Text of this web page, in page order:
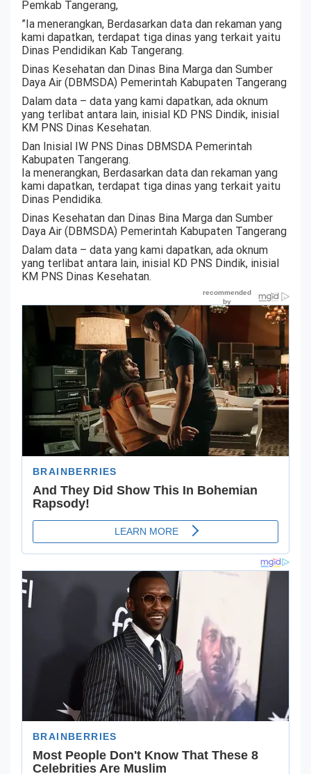
Pemkab Tangerang,
”Ia menerangkan, Berdasarkan data dan rekaman yang
kami dapatkan, terdapat tiga dinas yang terkait yaitu
Dinas Pendidikan Kab Tangerang.
Dinas Kesehatan dan Dinas Bina Marga dan Sumber
Daya Air (DBMSDA) Pemerintah Kabupaten Tangerang
Dalam data – data yang kami dapatkan, ada oknum
yang terlibat antara lain, inisial KD PNS Dindik, inisial
KM PNS Dinas Kesehatan.
Dan Inisial IW PNS Dinas DBMSDA Pemerintah
Kabupaten Tangerang.
Ia menerangkan, Berdasarkan data dan rekaman yang
kami dapatkan, terdapat tiga dinas yang terkait yaitu
Dinas Pendidika.
Dinas Kesehatan dan Dinas Bina Marga dan Sumber
Daya Air (DBMSDA) Pemerintah Kabupaten Tangerang
Dalam data – data yang kami dapatkan, ada oknum
yang terlibat antara lain, inisial KD PNS Dindik, inisial
KM PNS Dinas Kesehatan.